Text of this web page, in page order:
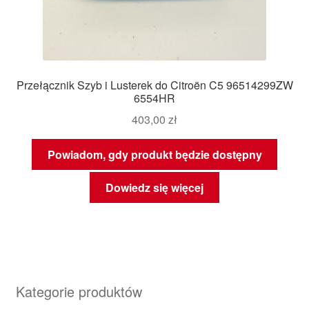
Przełącznik Szyb i Lusterek do Citroën C5 96514299ZW
6554HR
403,00 zł
Powiadom, gdy produkt będzie dostępny
Dowiedz się więcej
Kategorie produktów